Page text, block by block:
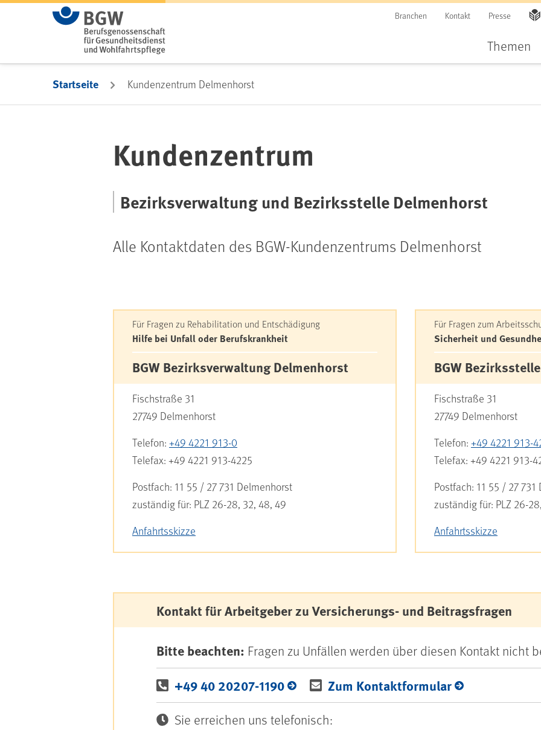
Zum Hauptinhalt springen Branchen Kontakt Presse
Themen
Startseite Kundenzentrum Delmenhorst
Kundenzentrum
Bezirksverwaltung und Bezirksstelle Delmenhorst
Alle Kontaktdaten des BGW-Kundenzentrums Delmenhorst
Kontakt: Kundenzentrum Delmenhorst
Für Fragen zu Rehabilitation und Entschädigung
Hilfe bei Unfall oder Berufskrankheit
BGW Bezirksverwaltung Delmenhorst
Fischstraße 31
27749 Delmenhorst
Telefon: +49 4221 913-0
Telefax: +49 4221 913-4225
Postfach: 11 55 / 27 731 Delmenhorst
zuständig für: PLZ 26-28, 32, 48, 49
Anfahrtsskizze
Für Fragen zum
Sicherheit und
BGW
Fischstraße 31
27749 Delmenhorst
Telefon: +49 4221 913-
Telefax: +49 4221 913-
Postfach: 11 55 / 27
zuständig für: PLZ 26-
Anfahrtsskizze
Kontakt für Arbeitgeber zu Versicherungs- und Beitragsfragen
Bitte beachten: Fragen zu Unfällen werden über diesen Kontakt nicht
+49 40 20207-1190 Zum Kontaktformular
Sie erreichen uns telefonisch: